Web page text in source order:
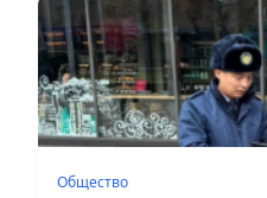
корреспондент Vecher.kz.
Общество